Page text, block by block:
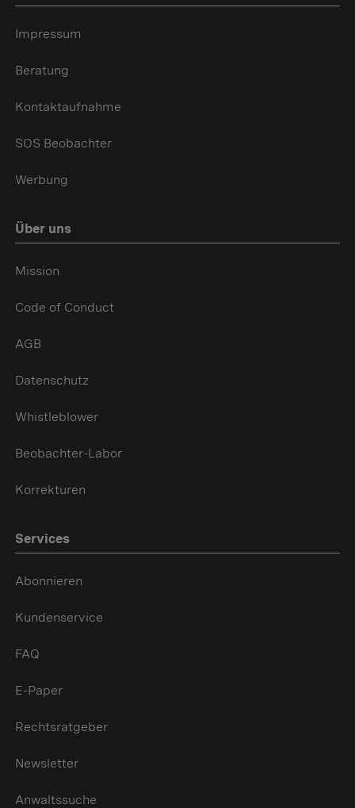
Impressum
Beratung
Kontaktaufnahme
SOS Beobachter
Werbung
Über uns
Mission
Code of Conduct
AGB
Datenschutz
Whistleblower
Beobachter-Labor
Korrekturen
Services
Abonnieren
Kundenservice
FAQ
E-Paper
Rechtsratgeber
Newsletter
Anwaltssuche